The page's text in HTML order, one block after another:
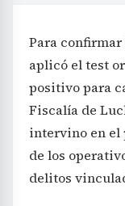
Para confirmar
aplicó el test
positivo para
Fiscalía de
intervino en el
de los
delitos